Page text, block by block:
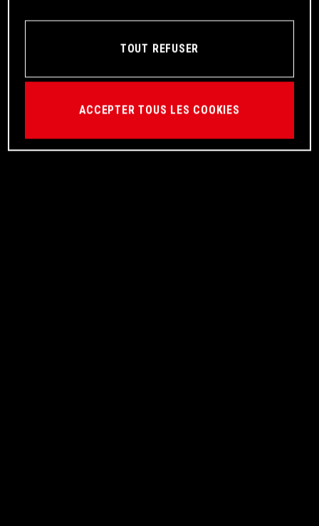
TOUT REFUSER
ACCEPTER TOUS LES COOKIES